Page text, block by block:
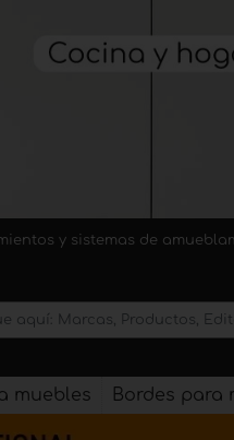
y sistemas de
muebles Bordes para